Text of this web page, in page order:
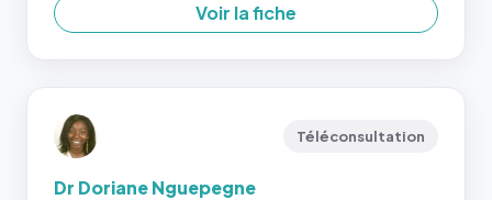
Voir la fiche
Téléconsultation
Dr Doriane Nguepegne